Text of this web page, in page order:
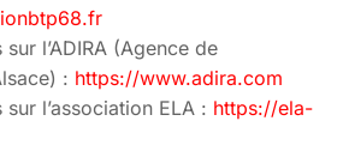
l’ADIRA (Agence de
: https://www.adira.com
l’association ELA : https://ela-